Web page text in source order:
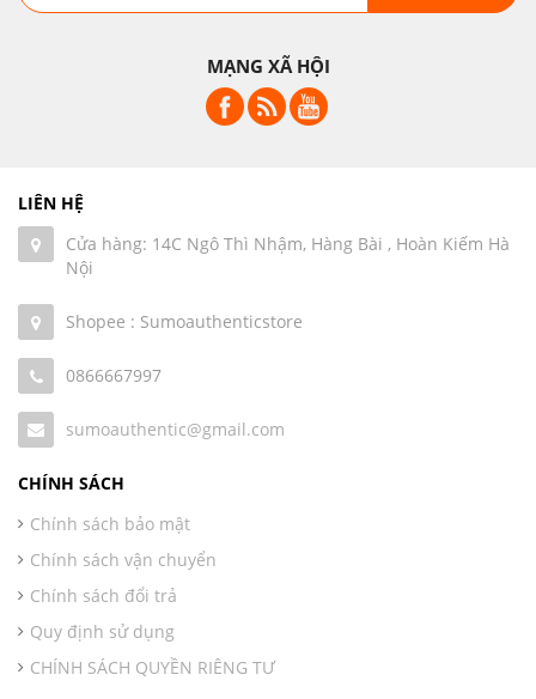
MẠNG XÃ HỘI
LIÊN HỆ
Cửa hàng: 14C Ngô Thì Nhậm, Hàng Bài , Hoàn Kiếm Hà
Nội
Shopee : Sumoauthenticstore
0866667997
sumoauthentic@gmail.com
CHÍNH SÁCH
Chính sách bảo mật
Chính sách vận chuyển
Chính sách đổi trả
Quy định sử dụng
CHÍNH SÁCH QUYỀN RIÊNG TƯ